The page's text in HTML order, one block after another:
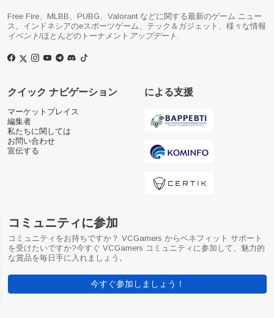
Free Fire、MLBB、PUBG、Valorant などに関する最新のゲーム ニュー
ス。インドネシアのeスポーツゲーム、テック＆ガジェット、様々な情報
イベント/ほとんどのトーナメント アップデート .
クイック ナビゲーション
マーケットプレイス
編集者
私たちに関しては
お問い合わせ
宣伝する
による支援
コミュニティに参加
コミュニティをお持ちですか？ VCGamers からベネフィット サポート
を受けたいですか?今すぐ VCGamers コミュニティに参加して、魅力的
な賞品を毎日手に入れましょう。
今すぐ参加しましょう！